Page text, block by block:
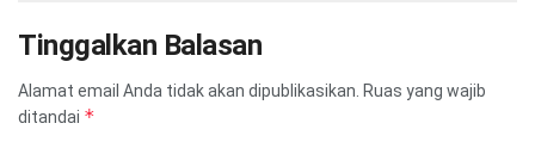
Tinggalkan Balasan
Alamat email Anda tidak akan dipublikasikan. Ruas yang wajib
ditandai *